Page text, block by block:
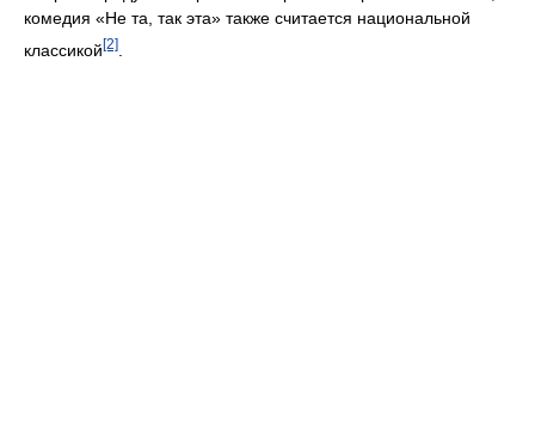
комедия «Не та, так эта» также считается национальной
классикой[2]